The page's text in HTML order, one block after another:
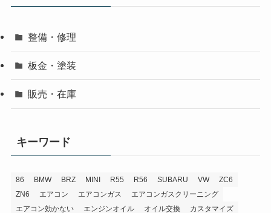
整備・修理
板金・塗装
販売・在庫
キーワード
86 BMW BRZ MINI R55 R56 SUBARU VW
ZC6
ZN6
エアコン エアコンガス
エアコンガスクリーニング
エアコン効かない
エンジンオイル オイル交換 カスタマイズ